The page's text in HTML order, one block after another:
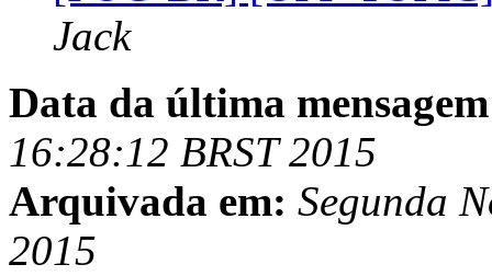
Jack
Data da última
16:28:12 BRST 2015
Arquivada em: Segunda
2015